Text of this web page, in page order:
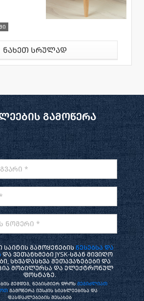
ნახეთ სრულად
გამოწერა
*
ნომერი *
საიტის გამოყენებისწესებსა და
და ვეთანხმები JYSK-სგან მივიღო
სხვადასხვა შეთავაზებები და
მობილურსა და ელექტრონულ
ფოსტაზე.
შემდეგ, ნებისმიერ დროს შეგიძლიათ
გამოწერა იუსკის სიახლეებისა და
ფასდაკლებების შესახებ